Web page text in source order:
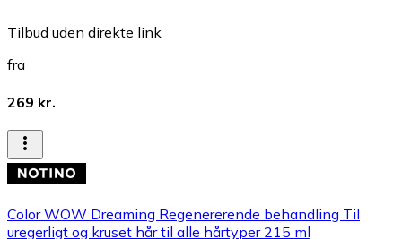
Tilbud uden direkte link
fra
269 kr.
Color WOW Dreaming Regenererende behandling Til
uregerligt og kruset hår til alle hårtyper 215 ml